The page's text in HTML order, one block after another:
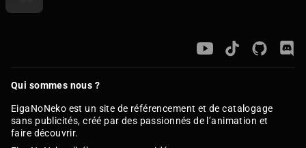
Qui sommes nous ?
EigaNoNeko est un site de référencement et de catalogage
sans publicités, créé par des passionnés de l’animation et
faire découvrir.